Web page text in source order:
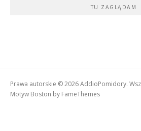
TU ZAGLĄDAM
Prawa autorskie © 2026 AddioPomidory.
Motyw Boston by FameThemes